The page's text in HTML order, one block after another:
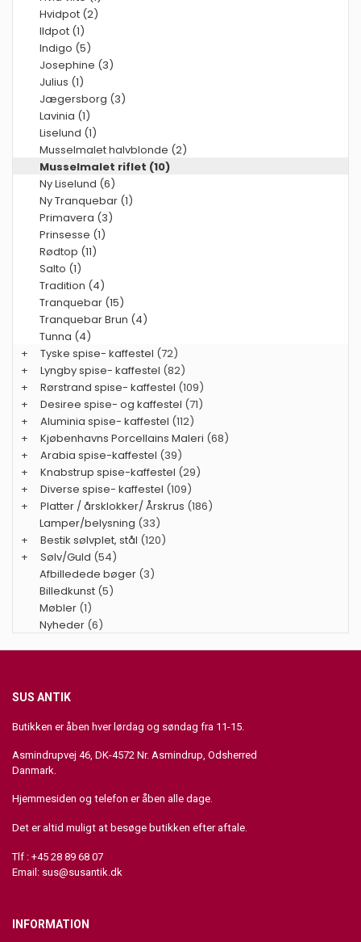
Hvidpot (2)
Ildpot (1)
Indigo (5)
Josephine (3)
Julius (1)
Jægersborg (3)
Lavinia (1)
Liselund (1)
Musselmalet halvblonde (2)
Musselmalet riflet (10)
Ny Liselund (6)
Ny Tranquebar (1)
Primavera (3)
Prinsesse (1)
Rødtop (11)
Salto (1)
Tradition (4)
Tranquebar (15)
Tranquebar Brun (4)
Tunna (4)
+
Tyske spise- kaffestel (72)
+
Lyngby spise- kaffestel (82)
+
Rørstrand spise- kaffestel (109)
+
Desiree spise- og kaffestel (71)
+
Aluminia spise- kaffestel (112)
+
Kjøbenhavns Porcellains Maleri (68)
+
Arabia spise-kaffestel (39)
+
Knabstrup spise-kaffestel (29)
+
Diverse spise- kaffestel (109)
+
Platter / årsklokker/ Årskrus (186)
Lamper/belysning (33)
+
Bestik sølvplet, stål (120)
+
Sølv/Guld (54)
Afbilledede bøger (3)
Billedkunst (5)
Møbler (1)
Nyheder (6)
SUS ANTIK
Butikken er åben hver lørdag og søndag fra 11-15.
Asmindrupvej 46, DK-4572 Nr. Asmindrup, Odsherred
Danmark.
Hjemmesiden og telefon er åben alle dage.
Det er altid muligt at besøge butikken efter aftale.
Tlf : +45 28 89 68 07
Email: sus@susantik.dk
INFORMATION